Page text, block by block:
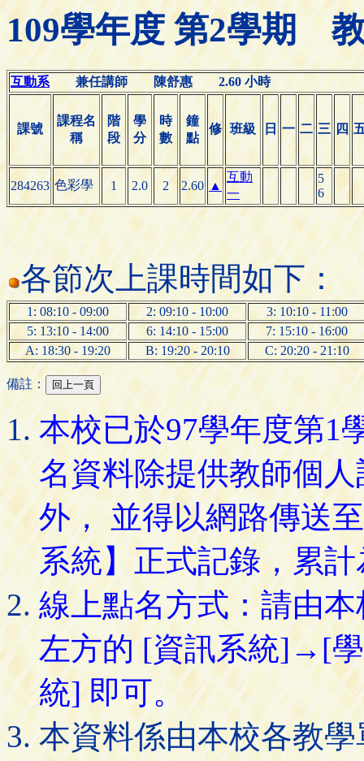
109學年度 第2學期
互動系兼任講師 陳舒惠 2.60 小時
課號
課程名
稱
階
段
學
分
時
數
鐘
點
修 班級 日 一 二 三 四
284263 色彩學 1 2.0 2 2.60 ▲
互動
一
5
6
各節次上課時間如下：
1: 08:10 - 09:00 2: 09:10 - 10:00
3: 10:10 - 11:00
5: 13:10 - 14:00
6: 14:10 - 15:00
7: 15:10 - 16:00
A: 18:30 - 19:20
B: 19:20 - 20:10 C: 20:20 - 21:10
備註：
本校已於97學年度第1
名資料除提供教師個
外， 並得以網路傳送
系統】正式記錄，累
線上點名方式：請由
左方的 [資訊系統]→[
統] 即可。
本資料係由本校各教